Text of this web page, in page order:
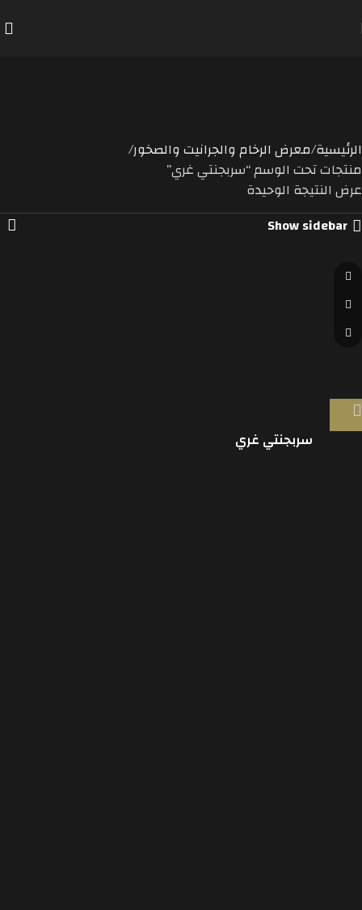
الرئيسية معرض الرخام والجرانيت والصخور
منتجات تحت الوسم “سربجنتي غري”
عرض النتيجة الوحيدة
Show sidebar
سربجنتي غري